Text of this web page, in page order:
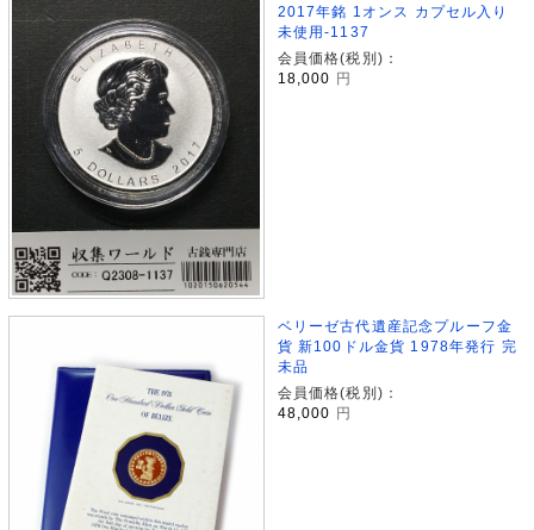
2017年銘 1オンス カプセル入り
未使用-1137
会員価格(税別)：
18,000 円
ベリーゼ古代遺産記念プルーフ金
貨 新100ドル金貨 1978年発行 完
未品
会員価格(税別)：
48,000
円